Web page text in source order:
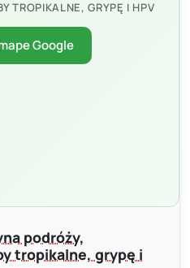
TROPIKALNE, GRYPĘ I HPV
Google
podróży,
tropikalne, grypę i